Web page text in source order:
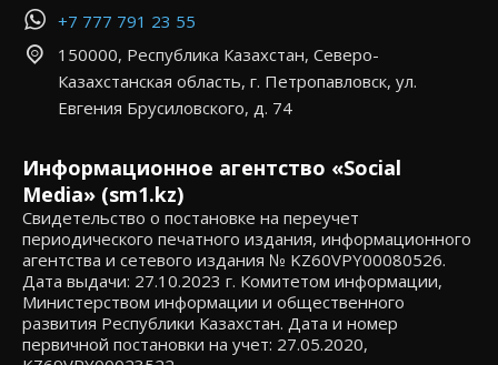
+7 777 791 23 55
150000, Республика Казахстан, Северо-
Казахстанская область, г. Петропавловск, ул.
Евгения Брусиловского, д. 74
Информационное агентство «Social
Media» (sm1.kz)
Свидетельство о постановке на переучет
периодического печатного издания, информационного
агентства и сетевого издания № KZ60VPY00080526.
Дата выдачи: 27.10.2023 г. Комитетом информации,
Министерством информации и общественного
развития Республики Казахстан. Дата и номер
первичной постановки на учет: 27.05.2020,